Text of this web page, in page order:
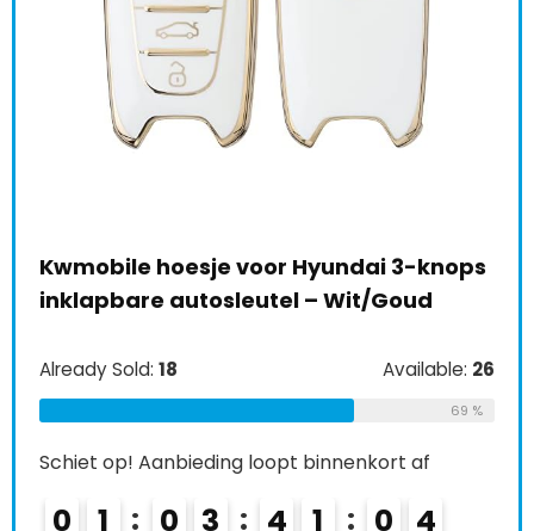
hoesje voor Hyundai 3-knops
autosleutel – Wit/Goud
Sold:18 Available:26
op! Aanbieding loopt binnenkort af
3 3
Already Sold: